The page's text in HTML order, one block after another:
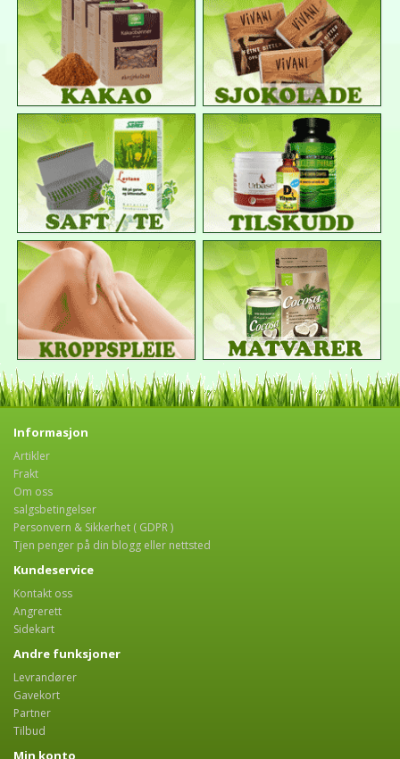
Informasjon
Artikler
Frakt
Om oss
salgsbetingelser
Personvern & Sikkerhet ( GDPR )
Tjen penger på din blogg eller nettsted
Kundeservice
Kontakt oss
Angrerett
Sidekart
Andre funksjoner
Levrandører
Gavekort
Partner
Tilbud